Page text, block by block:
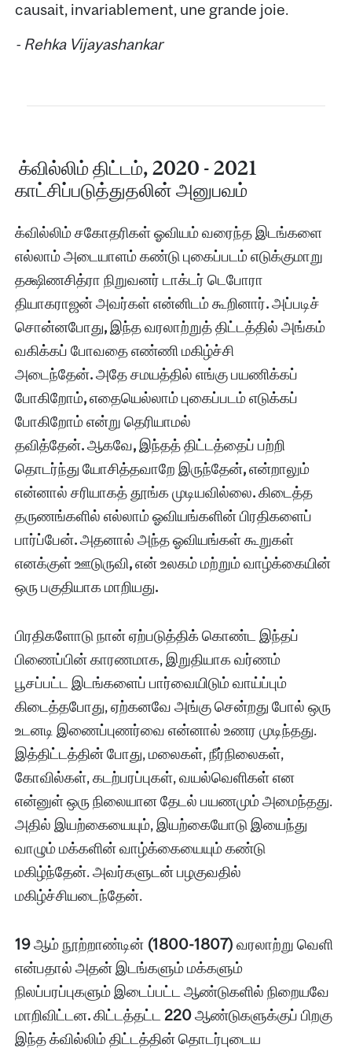
causait, invariablement, une grande joie.
- Rehka Vijayashankar
க்வில்லிம்‌ திட்டம்‌, 2020 - 2021
காட்சிப்படுத்துதலின்‌ அனுபவம்‌
க்வில்லிம்‌ சகோதரிகள்‌ ஓவியம்‌ வரைந்த இடங்களை
எல்லாம்‌ அடையாளம்‌ கண்டு புகைப்படம்‌ எடுக்குமாறு
தக்ஷிணசித்ரா நிறுவனர்‌ டாக்டர்‌ டெபோரா
தியாகராஜன்‌ அவர்கள்‌ என்னிடம்‌ கூறினார்‌.அப்படிச்‌
சொன்னபோது, இந்த வரலாற்றுத்‌ திட்டத்தில்‌ அங்கம்‌
வகிக்கப்‌ போவதை எண்ணி மகிழ்ச்சி
அடைந்தேன்‌.அதே சமயத்தில்‌ எங்கு பயணிக்கப்‌
போகிறோம்‌,எதையெல்லாம்‌ புகைப்படம்‌ எடுக்கப்‌
போகிறோம்‌ என்று தெரியாமல்‌
தவித்தேன்‌.ஆகவே, இந்தத்‌ திட்டத்தைப்‌ பற்றி
தொடர்ந்து யோசித்தவாறே இருந்தேன்‌,என்றாலும்‌
என்னால்‌ சரியாகத்‌ தூங்க முடியவில்லை.கிடைத்த
தருணங்களில்‌ எல்லாம்‌ ஓவியங்களின்‌ பிரதிகளைப்‌
பார்ப்பேன்‌.அதனால்‌ அந்த ஓவியங்கள்‌ கூறுகள்‌
எனக்குள்‌ ஊடுருவி,என்‌ உலகம்‌ மற்றும்‌ வாழ்க்கையின்‌
ஒரு பகுதியாக மாறியது.
பிரதிகளோடு நான்‌ ஏற்படுத்திக்‌ கொண்ட இந்தப்‌
பிணைப்பின்‌ காரணமாக, இறுதியாக வர்ணம்‌
பூசப்பட்ட இடங்களைப்‌ பார்வையிடும்‌ வாய்ப்பும்‌
கிடைத்தபோது, ஏற்கனவே அங்கு சென்றது போல்‌ ஒரு
உடனடி இணைப்புணர்வை என்னால்‌ உணர முடிந்தது.
இத்திட்டத்தின்‌ போது, மலைகள்‌, நீர்நிலைகள்‌,
கோவில்கள்‌, கடற்பரப்புகள்‌, வயல்வெளிகள்‌ என
என்னுள்‌ ஒரு நிலையான தேடல்‌ பயணமும்‌ அமைந்தது.
அதில்‌ இயற்கையையும்‌, இயற்கையோடு இயைந்து
வாழும்‌ மக்களின்‌ வாழ்க்கையையும்‌ கண்டு
மகிழ்ந்தேன்‌. அவர்களுடன்‌ பழகுவதில்‌
மகிழ்ச்சியடைந்தேன்‌.
19ஆம்‌ நூற்றாண்டின்‌ (1800-1807)வரலாற்று வெளி
என்பதால்‌ அதன்‌ இடங்களும்‌ மக்களும்‌
நிலப்பரப்புகளும்‌ இடைப்பட்ட ஆண்டுகளில்‌ நிறையவே
மாறிவிட்டன.கிட்டத்தட்ட 220ஆண்டுகளுக்குப்‌ பிறகு
இந்த க்வில்லிம்‌ திட்டத்தின்‌ தொடர்புடைய